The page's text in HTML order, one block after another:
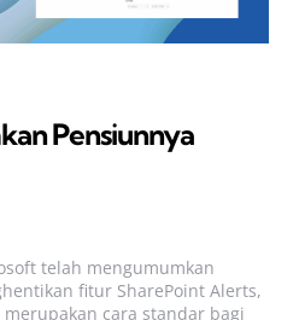
Pensiunnya
telah mengumumkan
fitur SharePoint Alerts,
cara standar bagi